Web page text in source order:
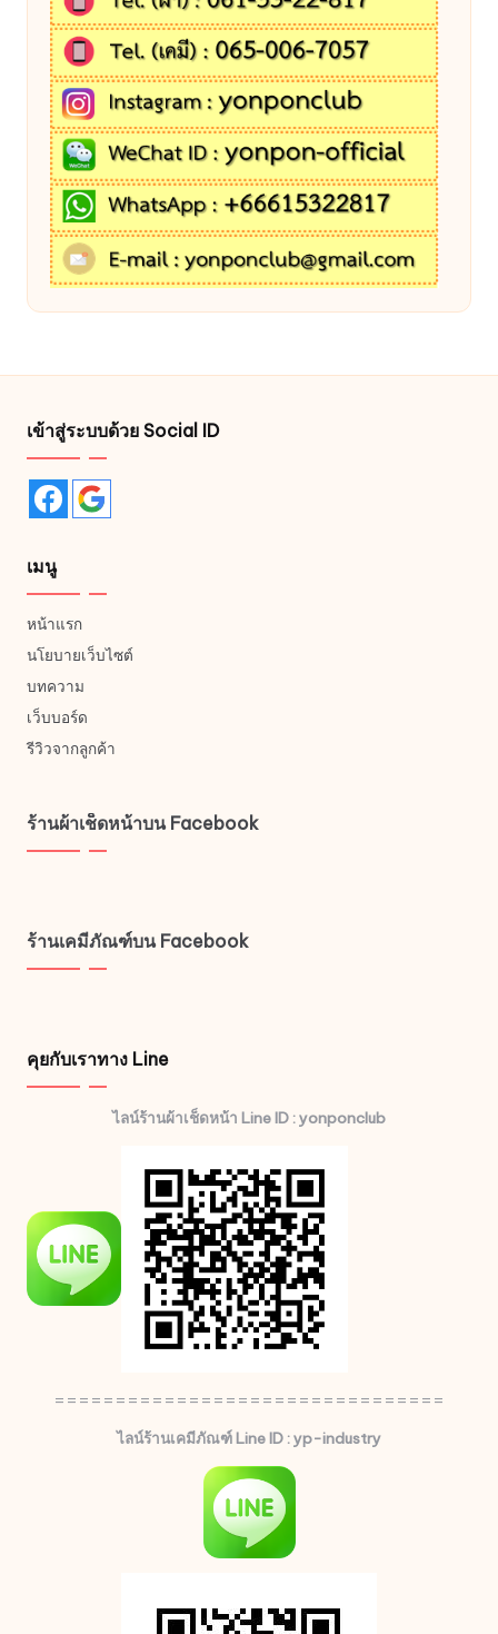
เข้าสู่ระบบด้วย Social ID
เมนู
หน้าแรก
นโยบายเว็บไซต์
บทความ
เว็บบอร์ด
รีวิวจากลูกค้า
ร้านผ้าเช็ดหน้าบน Facebook
ร้านเคมีภัณฑ์บน Facebook
คุยกับเราทาง Line
ไลน์ร้านผ้าเช็ดหน้า Line ID : yonponclub
================================
ไลน์ร้านเคมีภัณฑ์ Line ID : yp-industry